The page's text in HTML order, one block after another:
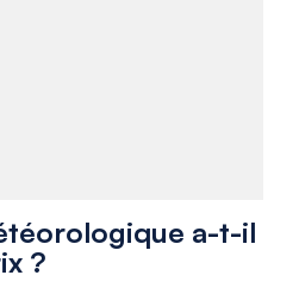
a-t-il
?